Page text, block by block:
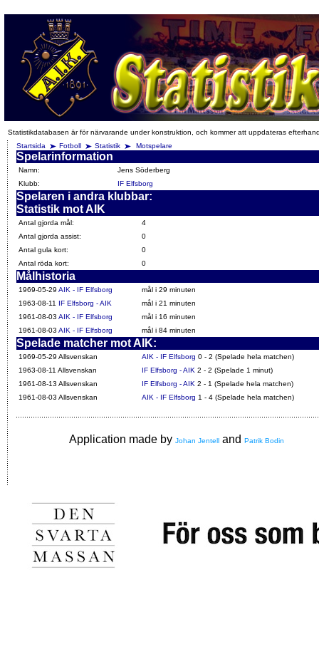
Statistikdatabasen är för närvarande under konstruktion, och kommer att uppdateras
Startsida
Fotboll Statistik Motspelare
Spelarinformation
Namn:
Jens Söderberg
Klubb:
IF Elfsborg
Spelaren i andra klubbar:
Statistik mot AIK
Antal gjorda mål:
4
Antal gjorda assist:
0
Antal gula kort:
0
Antal röda kort:
0
Målhistoria
1969-05-29 AIK - IF Elfsborg
mål i 29 minuten
1963-08-11 IF Elfsborg - AIK
mål i 21 minuten
1961-08-03 AIK - IF Elfsborg
mål i 16 minuten
1961-08-03 AIK - IF Elfsborg mål i 84 minuten
Spelade matcher mot AIK:
1969-05-29 Allsvenskan AIK - IF Elfsborg 0 - 2 (Spelade hela matchen)
1963-08-11 Allsvenskan
IF Elfsborg - AIK 2 - 2 (Spelade 1 minut)
1961-08-13 Allsvenskan
IF Elfsborg - AIK 2 - 1 (Spelade hela matchen)
1961-08-03 Allsvenskan
AIK - IF Elfsborg 1 - 4 (Spelade hela matchen)
Application made by Johan Jentell and Patrik Bodin